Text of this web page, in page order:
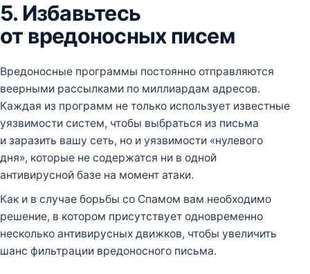
5. Избавьтесь
от вредоносных писем
Вредоносные программы постоянно отправляются
веерными рассылками по миллиардам адресов.
Каждая из программ не только использует известные
уязвимости систем, чтобы выбраться из письма
и заразить вашу сеть, но и уязвимости «нулевого
дня», которые не содержатся ни в одной
антивирусной базе на момент атаки.
Как и в случае борьбы со Спамом вам необходимо
решение, в котором присутствует одновременно
несколько антивирусных движков, чтобы увеличить
шанс фильтрации вредоносного письма.